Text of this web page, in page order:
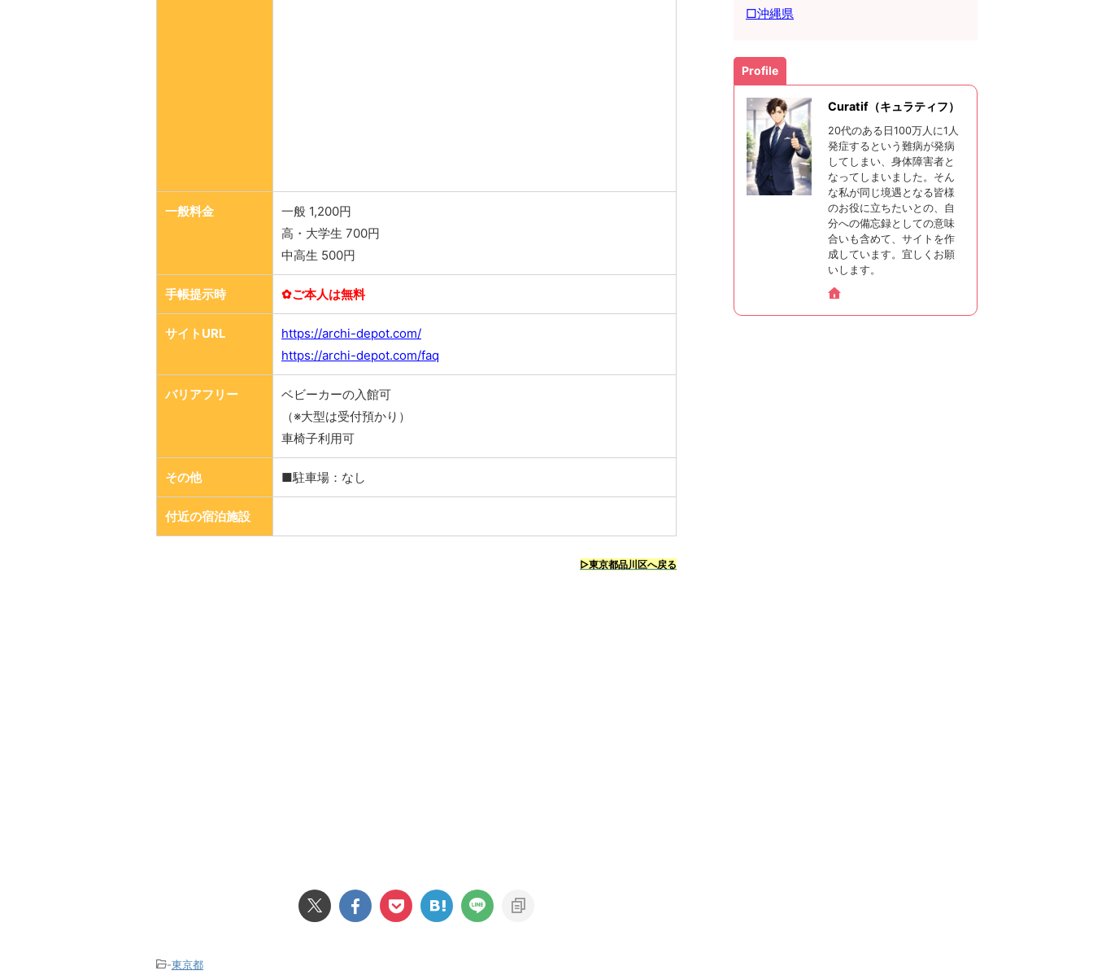
一般料金
一般 1,200円
高・大学生 700円
中高生 500円
手帳提示時 ✿ご本人は無料
サイトURL
https://archi-depot.com/
https://archi-depot.com/faq
バリアフリー
ベビーカーの入館可
（※大型は受付預かり）
車椅子利用可
その他 ■駐車場：なし
付近の宿泊施設
▷東京都品川区へ戻る
-東京都
□沖縄県
Profile
Curatif（キュラティフ）
20代のある日100万人に1人
発症するという難病が発病
してしまい、身体障害者と
なってしまいました。そん
な私が同じ境遇となる皆様
のお役に立ちたいとの、自
分への備忘録としての意味
合いも含めて、サイトを作
成しています。宜しくお願
いします。